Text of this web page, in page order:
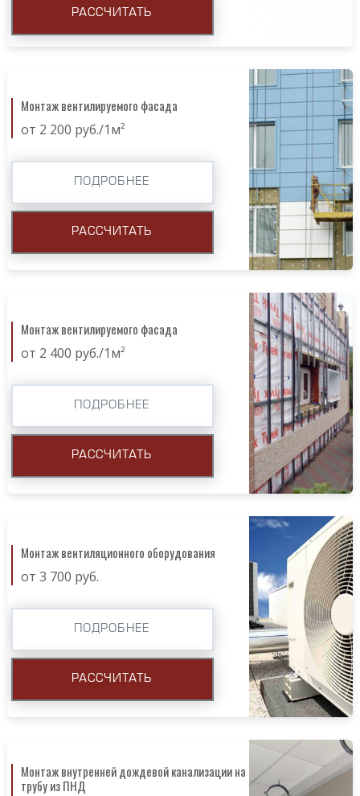
РАССЧИТАТЬ
Монтаж вентилируемого фасада
от 2 200 руб./1м²
ПОДРОБНЕЕ
РАССЧИТАТЬ
Монтаж вентилируемого фасада
от 2 400 руб./1м²
ПОДРОБНЕЕ
РАССЧИТАТЬ
Монтаж вентиляционного оборудования
от 3 700 руб.
ПОДРОБНЕЕ
РАССЧИТАТЬ
Монтаж внутренней дождевой канализации на
трубу из ПНД